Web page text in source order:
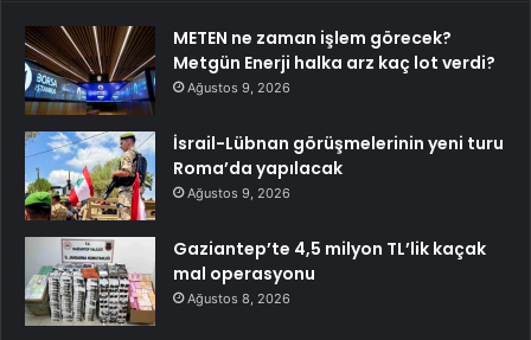
METEN ne zaman işlem görecek?
Metgün Enerji halka arz kaç lot verdi?
Ağustos 9, 2026
İsrail-Lübnan görüşmelerinin yeni turu
Roma’da yapılacak
Ağustos 9, 2026
Gaziantep’te 4,5 milyon TL’lik kaçak
mal operasyonu
Ağustos 8, 2026